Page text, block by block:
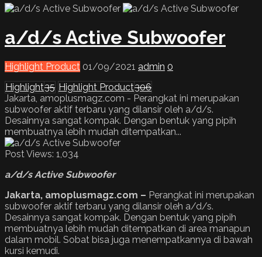
a/d/s Active Subwoofer
Highlight Product 01/09/2021 admin 0
Highlight35 Highlight Product306
Jakarta, amoplusmagz.com - Perangkat ini merupakan
subwoofer aktif terbaru yang dilansir oleh a/d/s.
Desainnya sangat kompak. Dengan bentuk yang pipih
membuatnya lebih mudah ditempatkan...
Post Views: 1,034
a/d/s Active Subwoofer
Jakarta, amoplusmagz.com – Perangkat ini merupakan
subwoofer aktif terbaru yang dilansir oleh a/d/s.
Desainnya sangat kompak. Dengan bentuk yang pipih
membuatnya lebih mudah ditempatkan di area manapun
dalam mobil. Sobat bisa juga menempatkannya di bawah
kursi kemudi.